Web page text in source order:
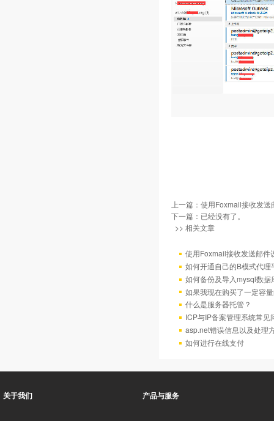
上一篇： 使用Foxmail接收发送
下一篇：已经没有了。
>> 相关文章
使用Foxmail接收发送邮件
如何开通自己的B模式代理
如何备份及导入mysql数据
如果我现在购买了一定容
什么是服务器托管？
ICP与IP备案管理系统常见
asp.net错误信息以及处理
如何进行在线支付
关于我们 产品与服务